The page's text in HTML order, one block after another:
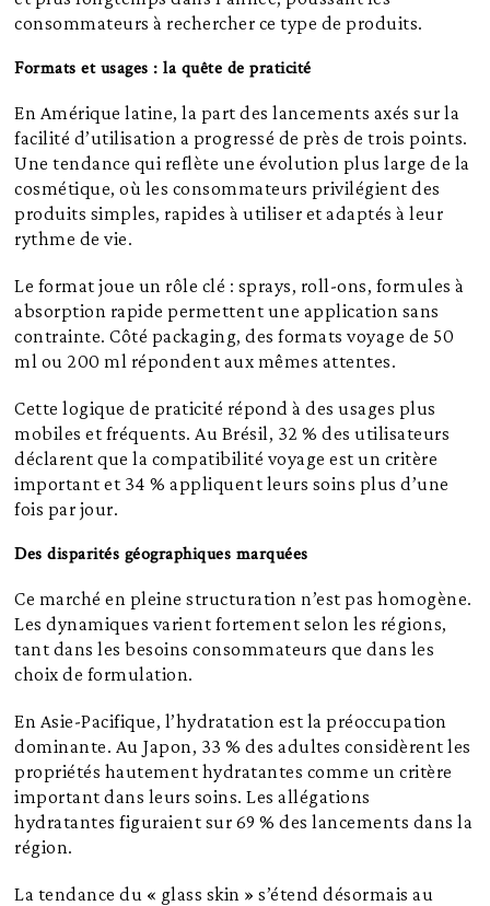
consommateurs à rechercher ce type de produits.
Formats et usages : la quête de praticité
En Amérique latine, la part des lancements axés sur la
facilité d’utilisation a progressé de près de trois points.
Une tendance qui reflète une évolution plus large de la
cosmétique, où les consommateurs privilégient des
produits simples, rapides à utiliser et adaptés à leur
rythme de vie.
Le format joue un rôle clé : sprays, roll-ons, formules à
absorption rapide permettent une application sans
contrainte. Côté packaging, des formats voyage de 50
ml ou 200 ml répondent aux mêmes attentes.
Cette logique de praticité répond à des usages plus
mobiles et fréquents. Au Brésil, 32 % des utilisateurs
déclarent que la compatibilité voyage est un critère
important et 34 % appliquent leurs soins plus d’une
fois par jour.
Des disparités géographiques marquées
Ce marché en pleine structuration n’est pas homogène.
Les dynamiques varient fortement selon les régions,
tant dans les besoins consommateurs que dans les
choix de formulation.
En Asie-Pacifique, l’hydratation est la préoccupation
dominante. Au Japon, 33 % des adultes considèrent les
propriétés hautement hydratantes comme un critère
important dans leurs soins. Les allégations
hydratantes figuraient sur 69 % des lancements dans la
région.
La tendance du « glass skin » s’étend désormais au